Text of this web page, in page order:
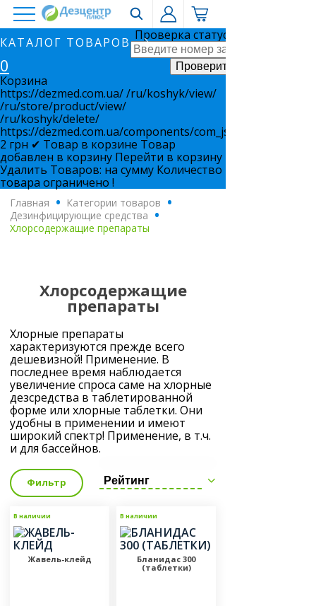
КАТАЛОГ ТОВАРОВ Проверка статуса заказа
0
Корзина
https://dezmed.com.ua//ru/koshyk/view/
/ru/store/product/view/
/ru/koshyk/delete/
https://dezmed.com.ua/components/com_jshopping/files/
2 грн ✔ Товар в корзине Товар
добавлен в корзину Перейти в корзину
Удалить Товаров: на сумму Количество
товара ограничено !
Главная . Категории товаров
.
Дезинфицирующие средства
.
Хлорсодержащие препараты
Хлорсодержащие
препараты
Хлорные препараты
характеризуются прежде всего
дешевизной! Применение. В
последнее время наблюдается
увеличение спроса саме на хлорные
дезсредства в таблетированной
форме или хлорные таблетки. Они
удобны в применении и имеют
широкий спектр! Применение, в т.ч.
и для бассейнов.
Фильтр Рейтинг
В наличии
Жавель-клейд
В наличии
Бланидас 300
(таблетки)